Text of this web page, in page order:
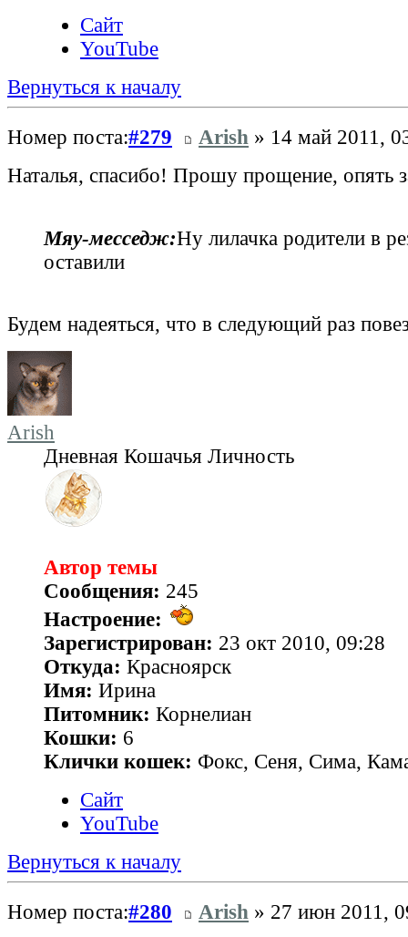
Сайт
YouTube
Вернуться к началу
Номер поста:#279 Arish » 14 май 2011,
Наталья, спасибо! Прошу прощение, опять
Мяу‑месседж:Ну лилачка родители в
оставили
Будем надеяться, что в следующий раз
Arish
Дневная Кошачья Личность
Автор темы
Сообщения: 245
Настроение:
Зарегистрирован: 23 окт 2010, 09:28
Откуда: Красноярск
Имя: Ирина
Питомник: Корнелиан
Кошки: 6
Клички кошек: Фокс, Сеня, Сима,
Сайт
YouTube
Вернуться к началу
Номер поста:#280 Arish » 27 июн 2011,